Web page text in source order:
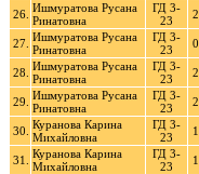
26. Ишмуратова Русана
Ринатовна
ГД 3-
23
2
27. Ишмуратова Русана
Ринатовна
ГД 3-
23
0
28. Ишмуратова Русана
Ринатовна
ГД 3-
23
2
29. Ишмуратова Русана
Ринатовна
ГД 3-
23
2
30. Куранова Карина
Михайловна
ГД 3-
23
1
31.
Куранова Карина
Михайловна
ГД 3-
23
1